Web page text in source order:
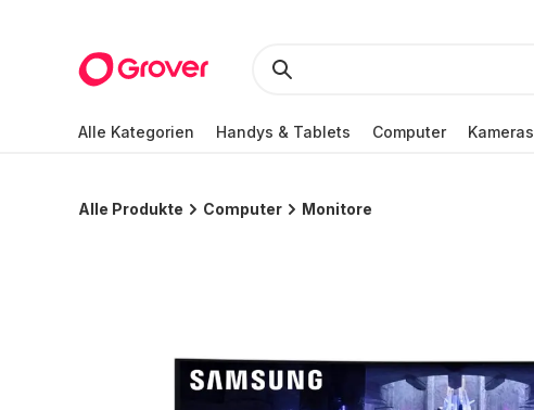
Alle Kategorien Handys & Tablets Computer Kameras
Alle Produkte Computer Monitore